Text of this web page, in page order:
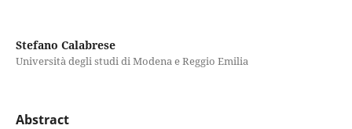
Stefano Calabrese
Università degli studi di Modena e Reggio Emilia
Abstract